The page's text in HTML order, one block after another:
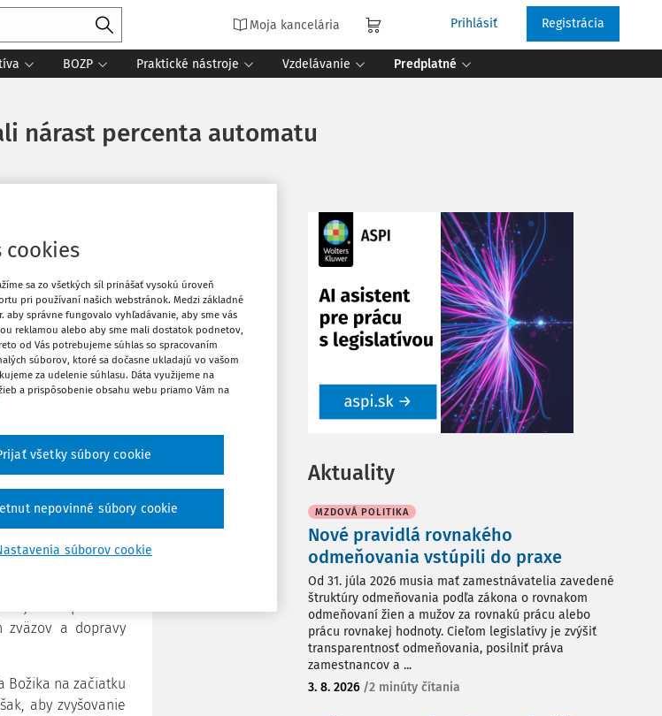
Moja kancelária Prihlásiť Registrácia
BOZP Praktické nástroje Vzdelávanie Predplatné
nárast percenta automatu
eur, pretože
na jej výške
vecí a rodiny SR
pri rokovaní o
percenta tzv.
podľa nás nie
naviazaní na
na akú máme.
prezident
od daní a odvodov
by išlo v čistom
do istej výšky od
je to napríklad v
zväzov a dopravy
Božika na začiatku
aby zvyšovanie
Obľúbené
Zdieľať
Aktuality
MZDOVÁ POLITIKA
Nové pravidlá rovnakého
odmeňovania vstúpili do praxe
Od 31. júla 2026 musia mať zamestnávatelia zavedené
štruktúry odmeňovania podľa zákona o rovnakom
odmeňovaní žien a mužov za rovnakú prácu alebo
prácu rovnakej hodnoty. Cieľom legislatívy je zvýšiť
transparentnosť odmeňovania, posilniť práva
zamestnancov a ...
3. 8. 2026 /2 minúty čítania
cookies
sa zo všetkých síl prinášať vysokú úroveň
pri používaní našich webstránok. Medzi základné
aby správne fungovalo vyhľadávanie, aby sme vás
reklamou alebo aby sme mali dostatok podnetov,
od Vás potrebujeme súhlas so spracovaním
súborov, ktoré sa dočasne ukladajú vo vašom
za udelenie súhlasu. Dáta využijeme na
a prispôsobenie obsahu webu priamo Vám na
súborov cookie
nepovinné súbory cookie
všetky súbory cookie